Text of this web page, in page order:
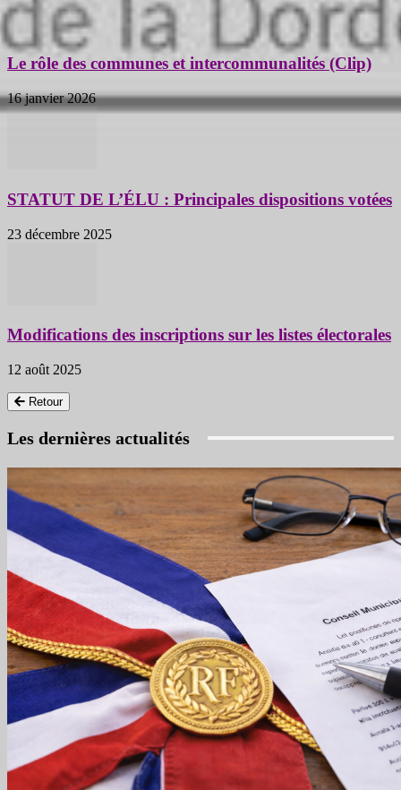
Le rôle des communes et intercommunalités (Clip)
16 janvier 2026
STATUT DE L’ÉLU : Principales dispositions votées
23 décembre 2025
Modifications des inscriptions sur les listes électorales
12 août 2025
Retour
Les dernières actualités